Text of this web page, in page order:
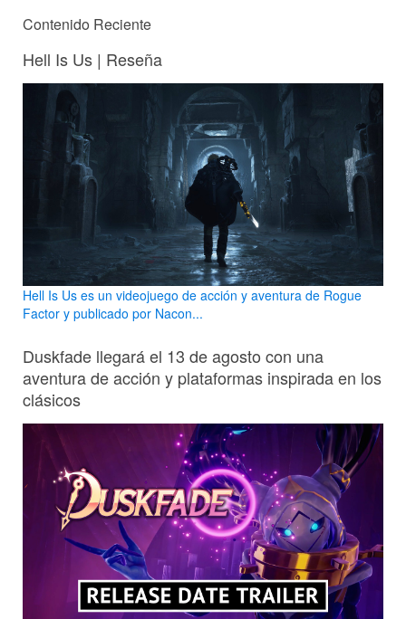
Contenido Reciente
Hell Is Us | Reseña
Hell Is Us es un videojuego de acción y aventura de Rogue
Factor y publicado por Nacon...
Duskfade llegará el 13 de agosto con una
aventura de acción y plataformas inspirada en los
clásicos